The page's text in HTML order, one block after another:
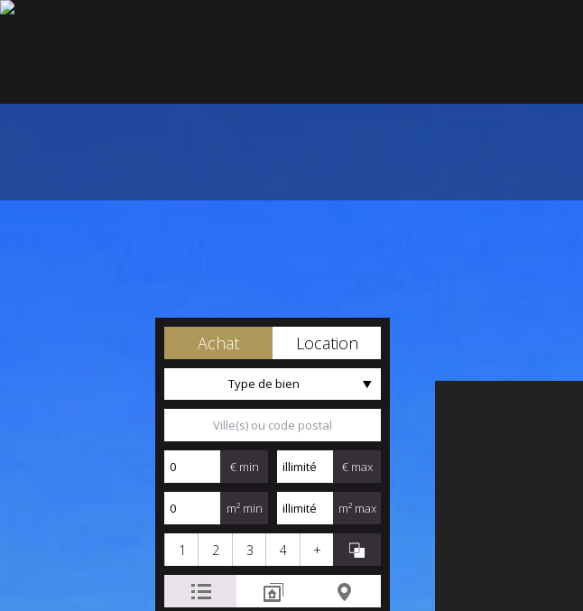
Achat Location
Type de bien
€ min € max
m² min m² max
1 2 3 4 +